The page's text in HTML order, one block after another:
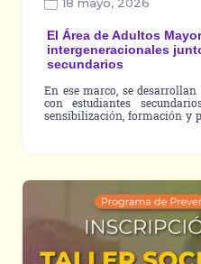
El Área de Adultos
intergeneracionales
secundarios
En ese marco, se
con estudiantes
sensibilización, formación y